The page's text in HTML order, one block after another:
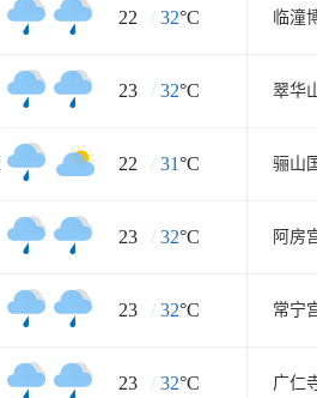
22 / 32°C 临潼
23 / 32°C 翠华
22 / 31°C 骊山
23 / 32°C 阿房
23 / 32°C 常宁
23 / 32°C 广仁